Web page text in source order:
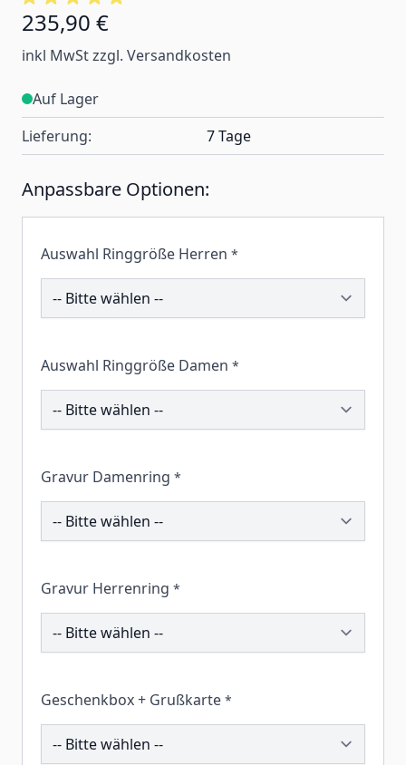
235,90 €
inkl MwSt zzgl. Versandkosten
Auf Lager
Lieferung:
7 Tage
Anpassbare Optionen:
Auswahl Ringgröße Herren *
195502
Auswahl Ringgröße Damen *
195558
Gravur Damenring *
195097
Gravur Herrenring *
195305
Geschenkbox + Grußkarte *
257621